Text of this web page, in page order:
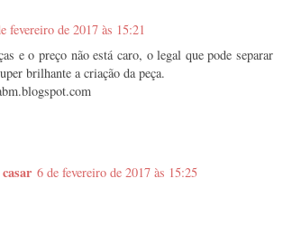
fevereiro de 2017 às 15:21
e o preço não está caro, o legal que pode separar
brilhante a criação da peça.
6 de fevereiro de 2017 às 15:25